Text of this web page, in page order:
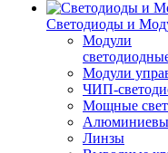
Светодиоды и
Модули
Модули
ЧИП-
Мощные
Линзы